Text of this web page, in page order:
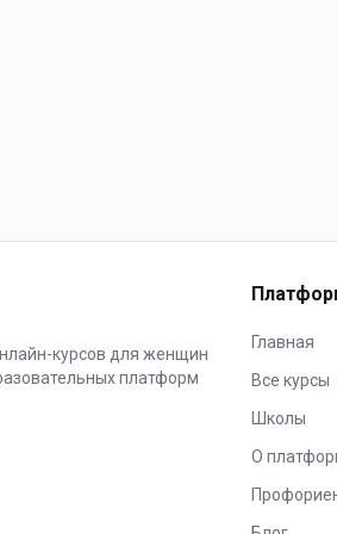
курсов для женщин
платформ
Главная
Все курсы
Школы
О